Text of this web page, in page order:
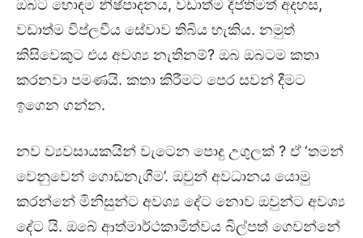
ඔබට හොඳම නිෂ්පාදනය, වඩාත්ම දීප්තිමත් අදහස,
වඩාත්ම විප්ලවීය සේවාව තිබිය හැකිය. නමුත්
කිසිවෙකුට එය අවශ්‍ය නැතිනම්? ඔබ ඔබටම කතා
කරනවා පමණයි. කතා කිරීමට පෙර සවන් දීමට
ඉගෙන ගන්න.
නව ව්‍යවසායකයින් වැටෙන පොදු උගුලක් ? ඒ ‘තමන්
වෙනුවෙන් ගොඩනැගීම’. ඔවුන් අවධානය යොමු
කරන්නේ මිනිසුන්ට අවශ්‍ය දේට නොව ඔවුන්ට අවශ්‍ය
දේට යි. ඔබේ ආත්මාර්ථකාමිත්වය බිල්පත් ගෙවන්නේ